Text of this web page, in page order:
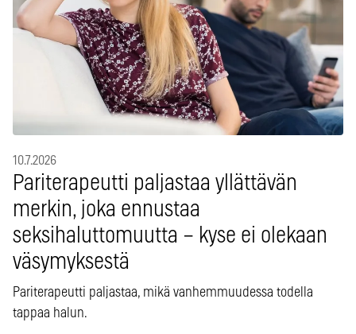
10.7.2026
Pariterapeutti paljastaa yllättävän
merkin, joka ennustaa
seksihaluttomuutta – kyse ei olekaan
väsymyksestä
Pariterapeutti paljastaa, mikä vanhemmuudessa todella
tappaa halun.